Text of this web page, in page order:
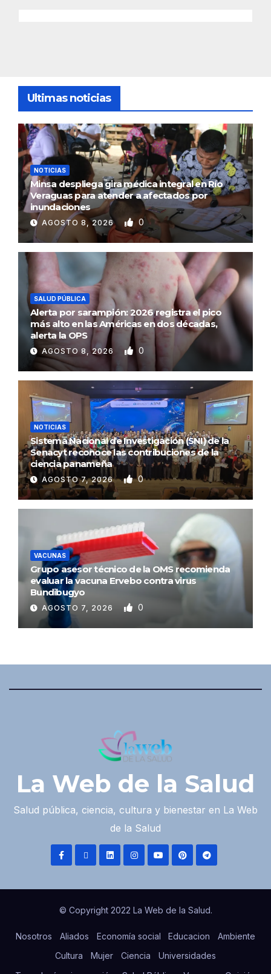
Ultimas noticias
NOTICIAS
Minsa despliega gira médica integral en Río
Veraguas para atender a afectados por
inundaciones
AGOSTO 8, 2026 0
SALUD PÚBLICA
Alerta por sarampión: 2026 registra el pico
más alto en las Américas en dos décadas,
alerta la OPS
AGOSTO 8, 2026 0
NOTICIAS
Sistema Nacional de Investigación (SNI) de la
Senacyt reconoce las contribuciones de la
ciencia panameña
AGOSTO 7, 2026 0
VACUNAS
Grupo asesor técnico de la OMS recomienda
evaluar la vacuna Ervebo contra virus
Bundibugyo
AGOSTO 7, 2026 0
La Web de la Salud
Salud pública, ciencia, cultura y bienestar en La Web
de la Salud
© Copyright 2022 La Web de la Salud.
Nosotros Aliados Economía social Educacion
Ambiente
Cultura
Mujer Ciencia
Universidades